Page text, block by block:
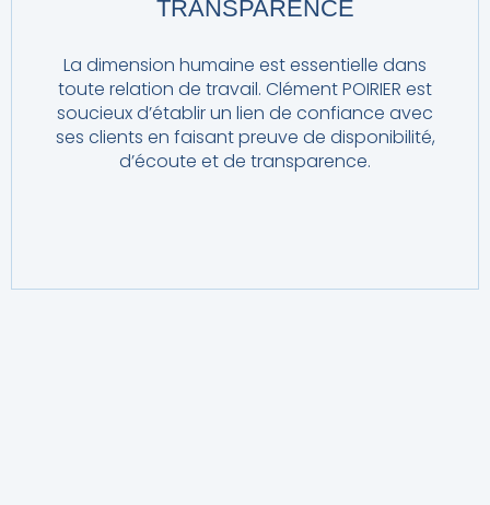
TRANSPARENCE
La dimension humaine est essentielle dans
toute relation de travail. Clément POIRIER est
soucieux d’établir un lien de confiance avec
ses clients en faisant preuve de disponibilité,
d’écoute et de transparence.